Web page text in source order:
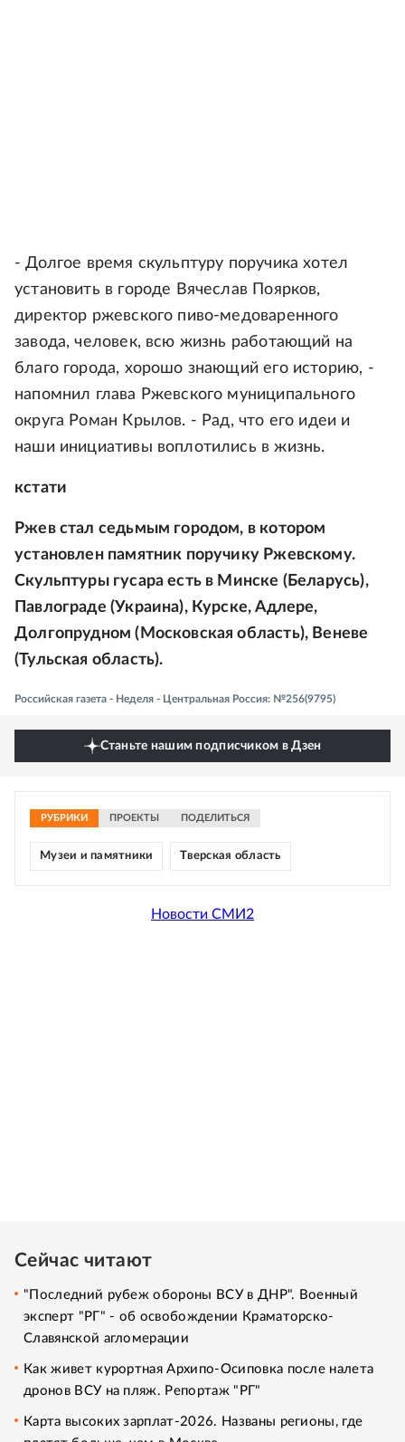
- Долгое время скульптуру поручика хотел
установить в городе Вячеслав Поярков,
директор ржевского пиво-медоваренного
завода, человек, всю жизнь работающий на
благо города, хорошо знающий его историю, -
напомнил глава Ржевского муниципального
округа Роман Крылов. - Рад, что его идеи и
наши инициативы воплотились в жизнь.
кстати
Ржев стал седьмым городом, в котором
установлен памятник поручику Ржевскому.
Скульптуры гусара есть в Минске (Беларусь),
Павлограде (Украина), Курске, Адлере,
Долгопрудном (Московская область), Веневе
(Тульская область).
Российская газета - Неделя - Центральная Россия: №256(9795)
Станьте нашим подписчиком в Дзен
РУБРИКИ ПРОЕКТЫ ПОДЕЛИТЬСЯ
Музеи и памятники Тверская область
Новости СМИ2
Сейчас читают
"Последний рубеж обороны ВСУ в ДНР". Военный
эксперт "РГ" - об освобождении Краматорско-
Славянской агломерации
Как живет курортная Архипо-Осиповка после налета
дронов ВСУ на пляж. Репортаж "РГ"
Карта высоких зарплат-2026. Названы регионы, где